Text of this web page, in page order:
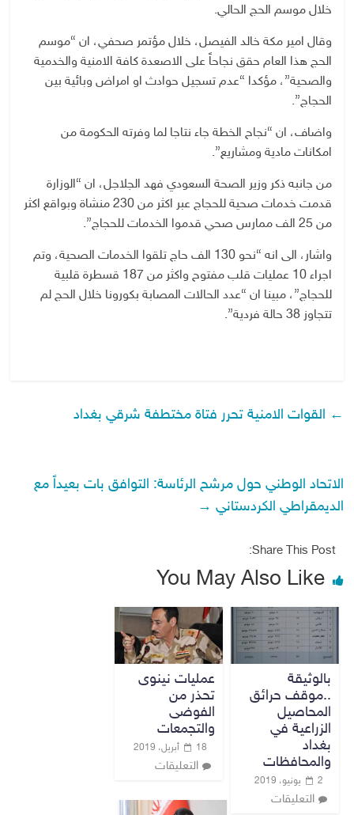
خلال موسم الحج الحالي.
وقال امير مكة خالد الفيصل، خلال مؤتمر صحفي، ان “موسم
الحج هذا العام حقق نجاحاً على الاصعدة كافة الامنية والخدمية
والصحية”، مؤكدا “عدم تسجيل حوادث او امراض وبائية بين
الحجاج”.
واضاف، ان “نجاح الخطة جاء نتاجا لما وفرته الحكومة من
امكانات مادية ومشاريع”.
من جانبه ذكر وزير الصحة السعودي فهد الجلاجل، ان “الوزارة
قدمت خدمات صحية للحجاج عبر اكثر من 230 منشاة وبواقع اكثر
من 25 الف ممارس صحي قدموا الخدمات للحجاج”.
واشار، الى انه “نحو 130 الف حاج تلقوا الخدمات الصحية، وتم
اجراء 10 عمليات قلب مفتوح واكثر من 187 قسطرة قلبية
للحجاج”، مبينا ان “عدد الحالات المصابة بكورونا خلال الحج لم
تتجاوز 38 حالة فردية”.
← القوات الامنية تحرر فتاة مختطفة شرقي بغداد
الاتحاد الوطني حول مرشح الرئاسة: التوافق بات بعيداً مع
الديمقراطي الكردستاني →
Share This Post:
You May Also Like
بالوثيقة
..موقف حرائق
المحاصيل
الزراعية في
بغداد
والمحافظات
2 يونيو، 2019
التعليقات
عمليات نينوى
تحذر من
الفوضى
والتجمعات
18 أبريل، 2019
التعليقات